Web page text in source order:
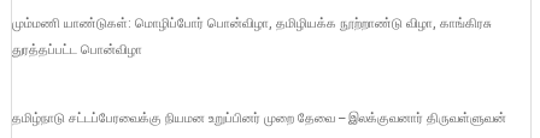
மும்மணி யாண்டுகள்: மொழிப்போர் பொன்விழா, தமிழியக்க நூற்றாண்டு விழா, காங்கிரசு
துரத்தப்பட்ட பொன்விழா
தமிழ்நாடு சட்டப்பேரவைக்கு நியமன உறுப்பினர் முறை தேவை – இலக்குவனார் திருவள்ளுவன்